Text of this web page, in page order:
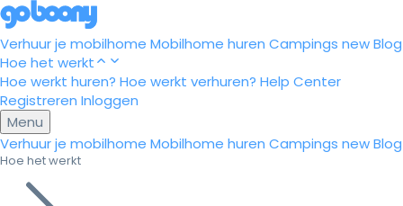
Verhuur je mobilhome Mobilhome huren Campings newBlog
Hoe het werkt
Hoe werkt huren? Hoe werkt verhuren? Help Center
Registreren Inloggen
Menu
Verhuur je mobilhome Mobilhome huren Campings newBlog
Hoe het werkt